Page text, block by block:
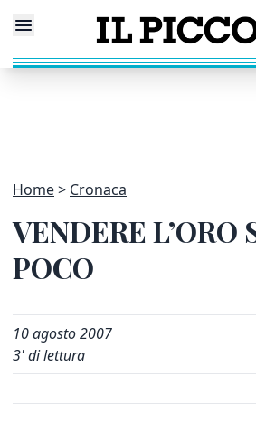
Home Cronaca
VENDERE L’ORO
POCO
10 agosto 2007
3' di lettura